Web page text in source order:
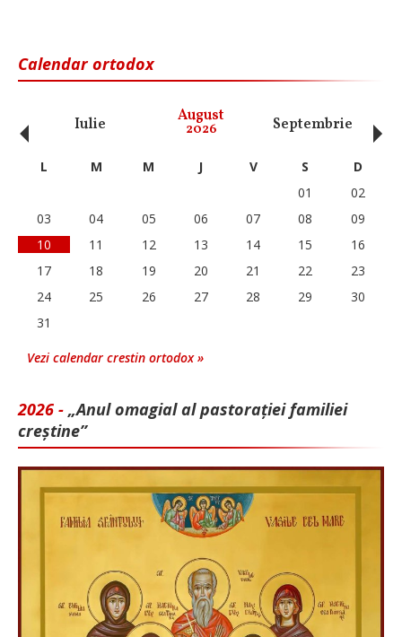
Calendar ortodox
Iulie August
2026 Septembrie
‹ L M M J V S
D
01
02
03
04 05 06 07 08
09
10
11 12 13 14 15
16
17
18 19 20 21 22
23
24
25 26 27 28 29
30
31
Vezi calendar crestin ortodox »
2026 - „Anul omagial al pastorației familiei
creștine”